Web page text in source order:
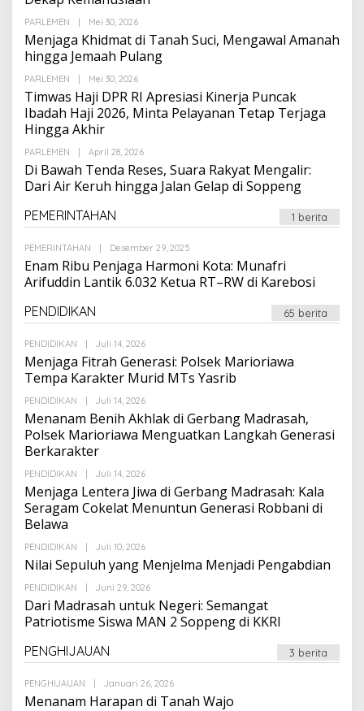
PARLEMEN Mei 30, 2026Oleh
Menjaga Khidmat di Tanah Suci, Mengawal Amanah
hingga Jemaah Pulang
PARLEMEN Mei 30, 2026Oleh
Timwas Haji DPR RI Apresiasi Kinerja Puncak
Ibadah Haji 2026, Minta Pelayanan Tetap Terjaga
Hingga Akhir
PARLEMEN April 28, 2026Oleh
Di Bawah Tenda Reses, Suara Rakyat Mengalir:
Dari Air Keruh hingga Jalan Gelap di Soppeng
PEMERINTAHAN 1 berita
PEMERINTAHAN Desember 29, 2025
Enam Ribu Penjaga Harmoni Kota: Munafri
Arifuddin Lantik 6.032 Ketua RT–RW di Karebosi
PENDIDIKAN 65 berita
PENDIDIKAN Juli 14, 2026Oleh
Menjaga Fitrah Generasi: Polsek Marioriawa
Tempa Karakter Murid MTs Yasrib
PENDIDIKAN Juli 14, 2026Oleh
Menanam Benih Akhlak di Gerbang Madrasah,
Polsek Marioriawa Menguatkan Langkah Generasi
Berkarakter
PENDIDIKAN Juli 14, 2026Oleh
Menjaga Lentera Jiwa di Gerbang Madrasah: Kala
Seragam Cokelat Menuntun Generasi Robbani di
Belawa
PENDIDIKAN Juli 10, 2026Oleh
Nilai Sepuluh yang Menjelma Menjadi Pengabdian
PENDIDIKAN Juni 29, 2026Oleh
Dari Madrasah untuk Negeri: Semangat
Patriotisme Siswa MAN 2 Soppeng di KKRI
PENGHIJAUAN 3 berita
PENGHIJAUAN Januari 26, 2026Oleh
Menanam Harapan di Tanah Wajo